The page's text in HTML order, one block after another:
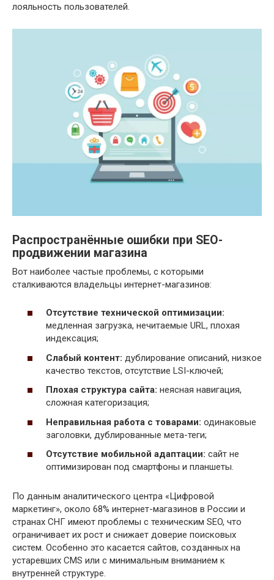
лояльность пользователей.
Распространённые ошибки при SEO-
продвижении магазина
Вот наиболее частые проблемы, с которыми
сталкиваются владельцы интернет-магазинов:
Отсутствие технической оптимизации:
медленная загрузка, нечитаемые URL, плохая
индексация;
Слабый контент: дублирование описаний, низкое
качество текстов, отсутствие LSI-ключей;
Плохая структура сайта: неясная навигация,
сложная категоризация;
Неправильная работа с товарами: одинаковые
заголовки, дублированные мета-теги;
Отсутствие мобильной адаптации: сайт не
оптимизирован под смартфоны и планшеты.
По данным аналитического центра «Цифровой
маркетинг», около 68% интернет-магазинов в России и
странах СНГ имеют проблемы с техническим SEO, что
ограничивает их рост и снижает доверие поисковых
систем. Особенно это касается сайтов, созданных на
устаревших CMS или с минимальным вниманием к
внутренней структуре.